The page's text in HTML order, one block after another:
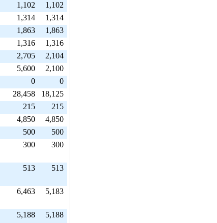
1,102
1,102
1,314
1,314
1,863
1,863
1,316
1,316
2,705
2,104
5,600
2,100
0
0
28,458
18,125
215
215
4,850
4,850
500
500
300 300
513 513
6,463 5,183
5,188 5,188